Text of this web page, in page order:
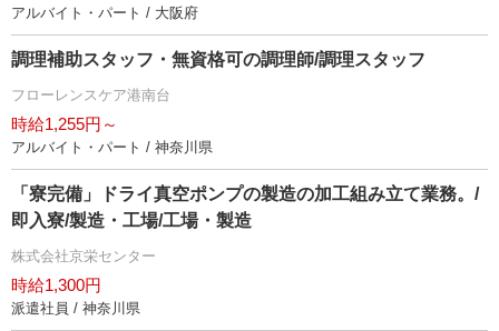
アルバイト・パート / 大阪府
調理補助スタッフ・無資格可の調理師/調理スタッフ
フローレンスケア港南台
時給1,255円～
アルバイト・パート / 神奈川県
「寮完備」ドライ真空ポンプの製造の加工組み立て業務。/
即入寮/製造・工場/工場・製造
株式会社京栄センター
時給1,300円
派遣社員 / 神奈川県